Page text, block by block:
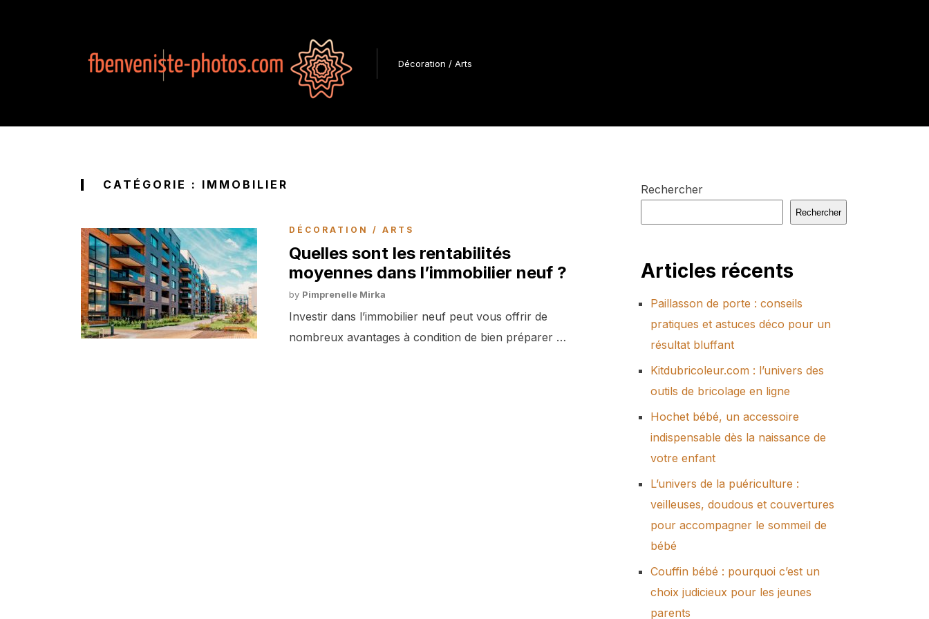
Décoration / Arts
CATÉGORIE : IMMOBILIER
DÉCORATION / ARTS
Quelles sont les rentabilités
moyennes dans l’immobilier neuf ?
by Pimprenelle Mirka
Investir dans l’immobilier neuf peut vous offrir de
nombreux avantages à condition de bien préparer …
Rechercher
Rechercher
Articles récents
Paillasson de porte : conseils
pratiques et astuces déco pour un
résultat bluffant
Kitdubricoleur.com : l’univers des
outils de bricolage en ligne
Hochet bébé, un accessoire
indispensable dès la naissance de
votre enfant
L’univers de la puériculture :
veilleuses, doudous et couvertures
pour accompagner le sommeil de
bébé
Couffin bébé : pourquoi c’est un
choix judicieux pour les jeunes
parents